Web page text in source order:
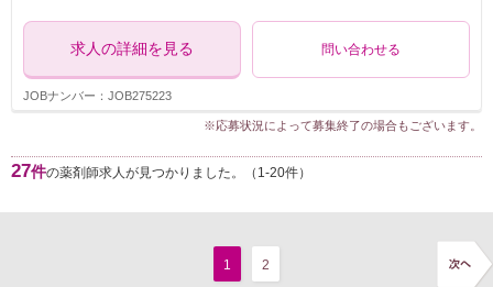
求人の詳細を見る 問い合わせる
JOBナンバー：JOB275223
※応募状況によって募集終了の場合もございます。
27件の薬剤師求人が見つかりました。（1-20件）
1 2